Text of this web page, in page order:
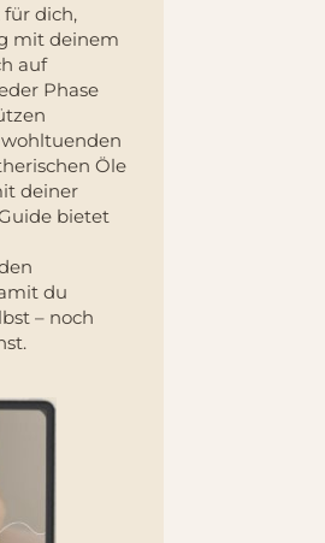
für dich,
mit deinem
auf
Phase
Öle
deiner
bietet
du
– noch